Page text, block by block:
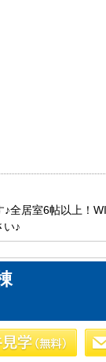
全居室6帖以上！
い♪